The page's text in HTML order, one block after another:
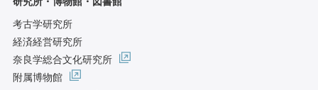
考古学研究所
経済経営研究所
奈良学総合文化研究所
附属博物館